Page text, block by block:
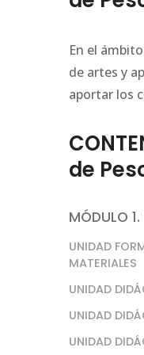
En el
de artes y
aportar los
de
MÓDULO
UNIDAD
MATERIALES
UNIDAD
UNIDAD
UNIDAD